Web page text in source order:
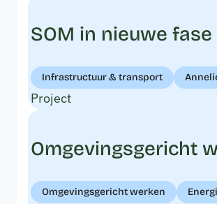
SOM in nieuwe
Infrastructuur & transport
Project
Omgevingsgericht
Omgevingsgericht werken